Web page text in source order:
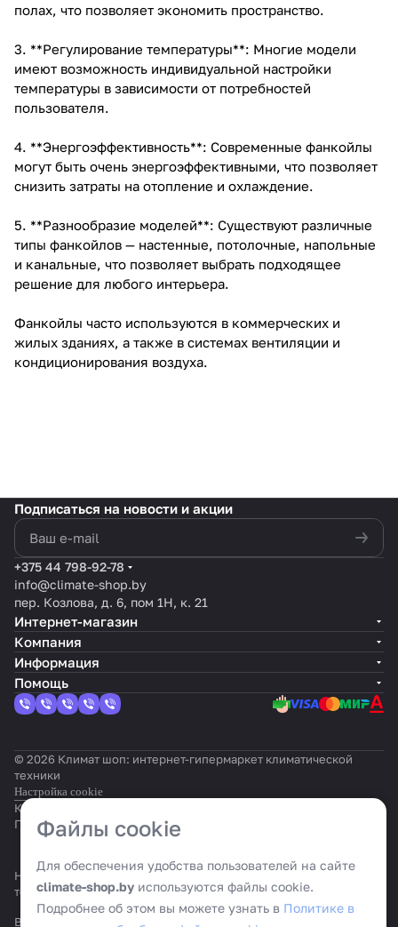
полах, что позволяет экономить пространство.
3. **Регулирование температуры**: Многие модели
имеют возможность индивидуальной настройки
температуры в зависимости от потребностей
пользователя.
4. **Энергоэффективность**: Современные фанкойлы
могут быть очень энергоэффективными, что позволяет
снизить затраты на отопление и охлаждение.
5. **Разнообразие моделей**: Существуют различные
типы фанкойлов — настенные, потолочные, напольные
и канальные, что позволяет выбрать подходящее
решение для любого интерьера.
Фанкойлы часто используются в коммерческих и
жилых зданиях, а также в системах вентиляции и
кондиционирования воздуха.
Файлы cookie
Для обеспечения удобства пользователей на сайте
climate-shop.byиспользуются файлы cookie.
Подробнее об этом вы можете узнать в Политике в
Подписаться на новости и акции
+375 44 798-92-78
info@climate-shop.by
пер. Козлова, д. 6, пом 1Н, к. 21
Интернет-магазин
Компания
Информация
Помощь
© 2026 Климат шоп: интернет-гипермаркет климатической
техники
Настройка cookie
Конфиденциальность
Политика cookie
На информационном ресурсе применяются
технологии.
Все ресурсы сайта climate-shop.by, включая (но не